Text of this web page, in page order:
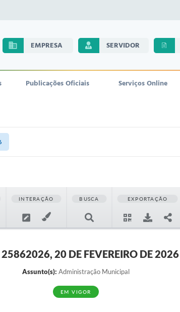
EMPRESA SERVIDOR
Publicações Oficiais Serviços Online
INTERAÇÃO BUSCA EXPORTAÇÃO
25862026, 20 DE FEVEREIRO DE 2026
Assunto(s): Administração Municipal
EM VIGOR